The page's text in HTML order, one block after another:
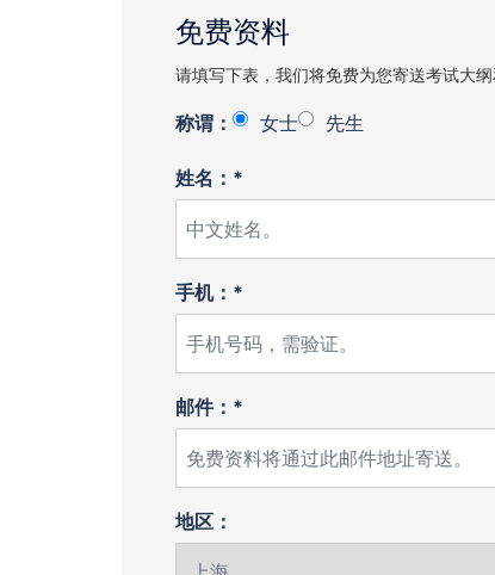
免费资料
请填写下表，我们将免费为您寄送考试大纲
称谓： 女士 先生
姓名：*
手机：*
邮件：*
地区：